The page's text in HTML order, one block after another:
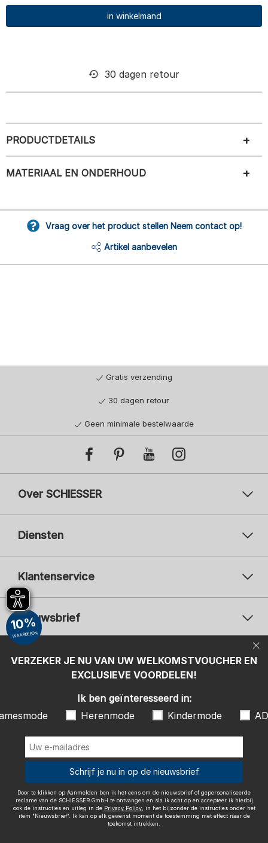
in winkelmand
30 dagen retour
PRODUCTDETAILS
MATERIAAL EN ONDERHOUD
Vraag over het product stellen Neem contact op!
Artikel aanbevelen
Gratis verzending
30 dagen retour
Geen minimale bestelwaarde
Over SCHIESSER
Diensten
Klantenservice
Nieuwsbrief
Uw
Uw e-mailadres
Aanmelden
Herenmode
ADIDAS
Door te klikken op Aanmelden ben ik het eens om de nieuwsbrief of
gepersonaliseerde reclame van de SCHIESSER GmbH te ontvangen en
sla ik acht op en accepteer ik hierbij ook de instructies en uitleg in de
, in het bijzonder de instructies onder het item
effect naar de toekomst intrekken.
Betaalwijzen
Wij bezorgen met
VERZEKER JE NU VAN UW WELKOMSTVOUCHER EN
EXCLUSIEVE VOORDELEN!
10%
WAARDEBON
Ik ben geïnteresseerd in:
Herenmode Kindermode
Schrijf je nu in op de nieuwsbrief
Door te klikken op Aanmelden ben ik het eens om de nieuwsbrief of gepersonaliseerde
reclame van de SCHIESSER GmbH te ontvangen en sla ik acht op en accepteer ik hierbij
ook de instructies en uitleg in de Privacy Policy, in het bijzonder de instructies onder het
item "Nieuwsbrief". Ik kan op elk gewenst moment de toestemming met effect naar de
toekomst intrekken.